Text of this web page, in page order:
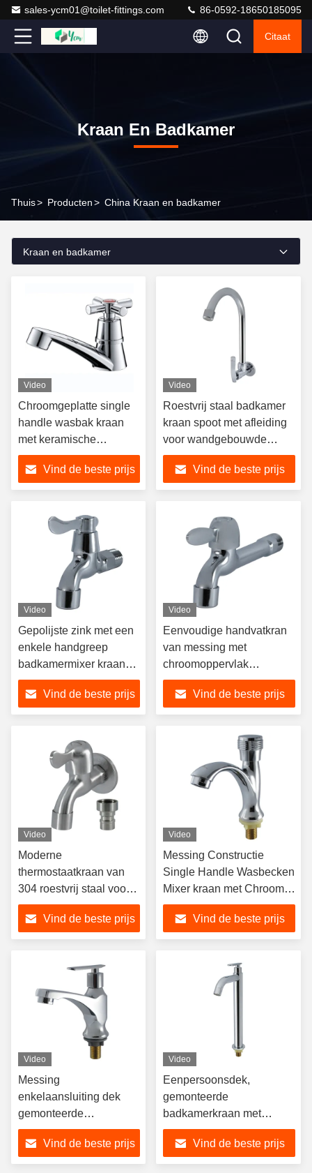
sales-ycm01@toilet-fittings.com 86-0592-18650185095
Citaat
Kraan En Badkamer
Thuis> Producten> China Kraan en badkamer
Kraan en badkamer
Video
Chroomgeplatte single
handle wasbak kraan
met keramische
cartridge voor kantoor
gebouw badkamer
Vind de beste prijs
Video
Roestvrij staal badkamer
kraan spoot met afleiding
voor wandgebouwde
keuken gootsteen
Vind de beste prijs
Video
Gepolijste zink met een
enkele handgreep
badkamermixer kraan
met keramische
cartridge en
wandmontage
Vind de beste prijs
Video
Eenvoudige handvatkran
van messing met
chroomoppervlak
afwerking voor warm- en
Vind de beste prijs
Video
Moderne
thermostaatkraan van
304 roestvrij staal voor
wastafel met
dekinstallatie voor
badkamer
Vind de beste prijs
Video
Messing Constructie
Single Handle Wasbecken
Mixer kraan met Chroom
Plating voor moderne
badkamersVind de beste prijs
Video
Messing
enkelaansluiting dek
gemonteerde
wastafelkraan met
gepolijste afwerking
voor badkamer
Vind de beste prijs
Video
Eenpersoonsdek,
gemonteerde
badkamerkraan met
afleiding, wasbak,
mixerkraanVind de beste prijs